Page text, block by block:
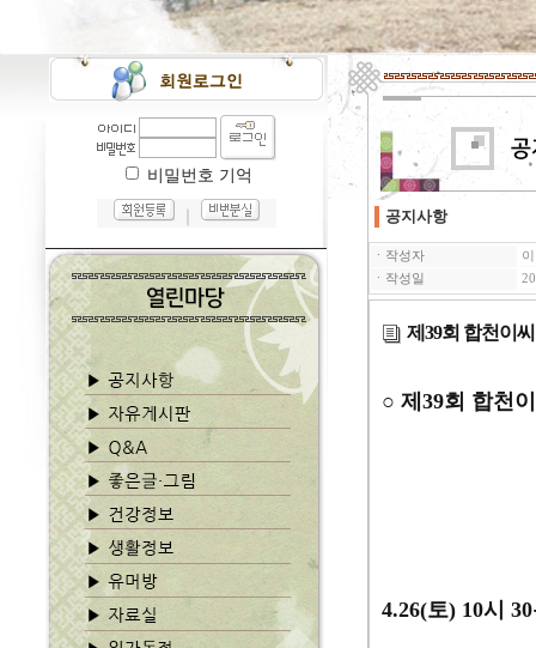
비밀번호 기억
공지사항
ㆍ작성자
ㆍ작성일
제39회 합천이
○ 제 39회 합천
4.26(토) 10시 30